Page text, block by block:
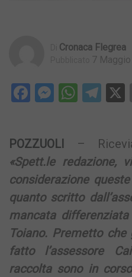
Cronaca Flegrea
7
Facebook
POZZUOLI
–
«Spett.le redazione,
considerazione
quanto scritto
mancata
Toiano. Premetto
fatto l’assessore
raccolta sono in